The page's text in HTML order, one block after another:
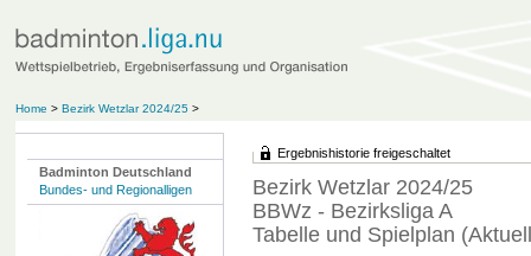
Home > Bezirk Wetzlar 2024/25 >
Badminton Deutschland
Bundes- und Regionalligen
Ergebnishistorie freigeschaltet
Bezirk Wetzlar 2024/25
BBWz - Bezirksliga A
Tabelle und Spielplan